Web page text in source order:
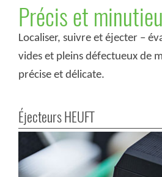
Précis et
Localiser, suivre et éjecter –
vides et pleins défectueux de
précise et délicate.
Éjecteurs HEUFT